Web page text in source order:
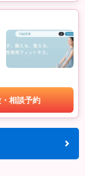
相談予約